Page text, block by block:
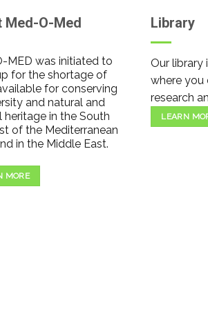
Med-O-Med
MED was initiated to
for the shortage of
for conserving
and natural and
heritage in the South
of the Mediterranean
in the Middle East.
MORE
Library
Our library
where you
research
LEARN